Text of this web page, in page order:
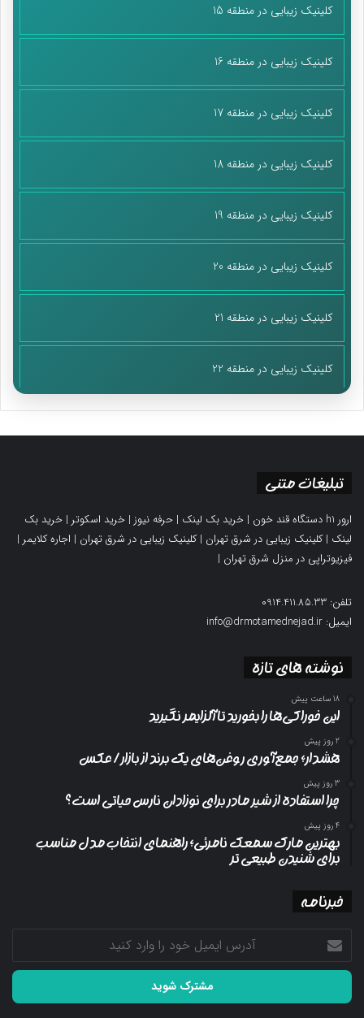
کلینیک زیبایی در منطقه 15
کلینیک زیبایی در منطقه 16
کلینیک زیبایی در منطقه 17
کلینیک زیبایی در منطقه 18
کلینیک زیبایی در منطقه 19
کلینیک زیبایی در منطقه 20
کلینیک زیبایی در منطقه 21
کلینیک زیبایی در منطقه 22
تبلیغات متنی
ارور h1 دستگاه قند خون | خرید بک لینک | حرفه نیوز | خرید اسکوتر | خرید بک
لینک |کلینیک زیبایی در شرق تهران |کلینیک زیبایی در شرق تهران | اجاره کلایمر |
فیزیوتراپی در منزل شرق تهران |
تلفن: 0914.411.85.33
ایمیل: info@drmotamednejad.ir
نوشته های تازه
18 ساعت پیش
این خوراکی‌ها را بخورید تا آلزایمر نگیرید
2 روز پیش
هشدار؛ جمع‌آوری روغن‌های یک برند از بازار/ عکس
3 روز پیش
چرا استفاده از شیر مادر برای نوزادان نارس حیاتی است؟
4 روز پیش
بهترین مارک سمعک نامرئی؛ راهنمای انتخاب مدل مناسب
برای شنیدن طبیعی تر
خبرنامه
آدرس
ایمیل
خود
وارد